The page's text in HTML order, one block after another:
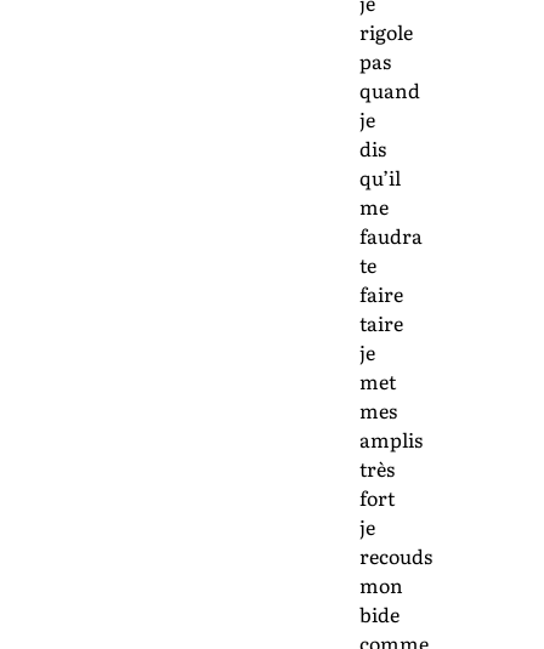
rigole
pas
quand
je
dis
qu’il
me
faudra
te
faire
taire
je
met
mes
amplis
très
fort
je
recouds
mon
bide